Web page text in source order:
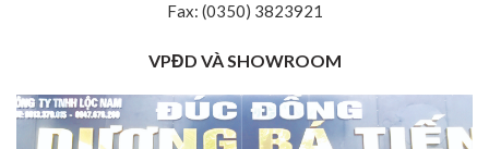
Fax: (0350) 3823921
VPĐD VÀ SHOWROOM